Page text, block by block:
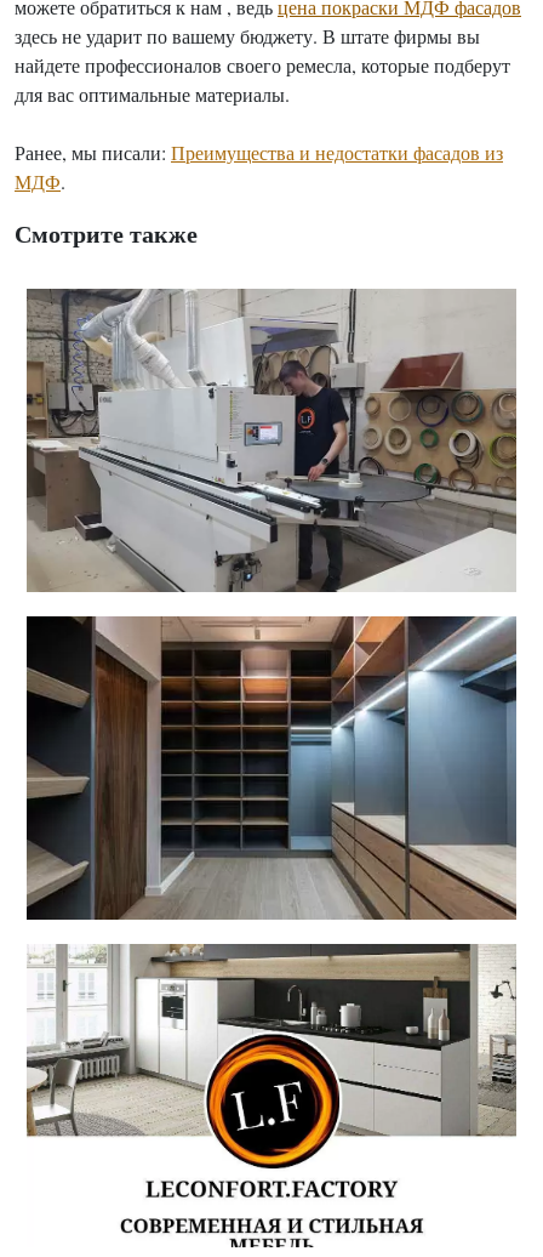
можете обратиться к нам , ведьцена покраски МДФ фасадов
здесь не ударит по вашему бюджету. В штате фирмы вы
найдете профессионалов своего ремесла, которые подберут
для вас оптимальные материалы.
Ранее, мы писали: Преимущества и недостатки фасадов из
МДФ.
Смотрите также